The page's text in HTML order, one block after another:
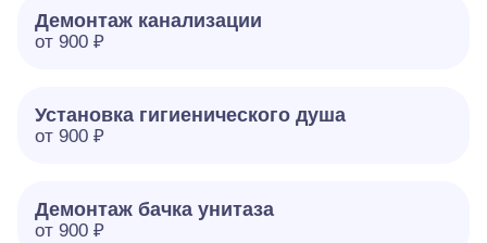
Демонтаж канализации
от 900 ₽
Установка гигиенического душа
от 900 ₽
Демонтаж бачка унитаза
от 900 ₽